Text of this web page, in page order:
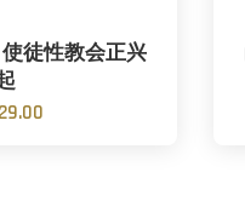
徒性教会正兴